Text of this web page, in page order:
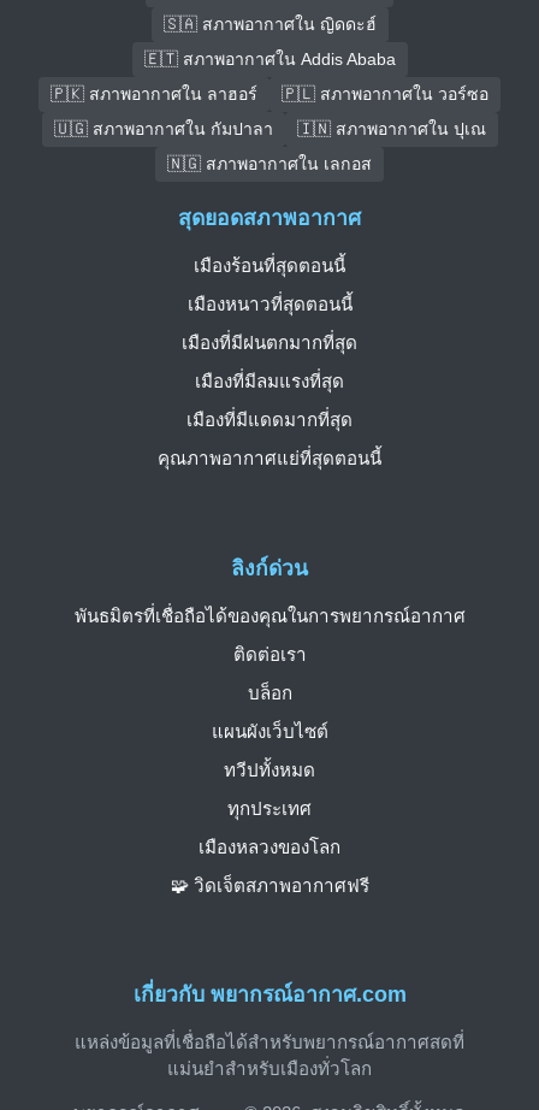
🇸🇦 สภาพอากาศใน ญิดดะฮ์
🇪🇹 สภาพอากาศใน Addis Ababa
🇵🇰 สภาพอากาศใน ลาฮอร์
🇵🇱 สภาพอากาศใน วอร์ซอ
🇺🇬 สภาพอากาศใน กัมปาลา
🇮🇳 สภาพอากาศใน ปุเณ
🇳🇬 สภาพอากาศใน เลกอส
เกี่ยวกับ พยากรณ์อากาศ.com
แหล่งข้อมูลที่เชื่อถือได้สำหรับพยากรณ์อากาศสดที่
แม่นยำสำหรับเมืองทั่วโลก
ลิงก์ด่วน
พันธมิตรที่เชื่อถือได้ของคุณในการพยากรณ์อากาศ
ติดต่อเรา
บล็อก
แผนผังเว็บไซต์
ทวีปทั้งหมด
ทุกประเทศ
เมืองหลวงของโลก
🧩 วิดเจ็ตสภาพอากาศฟรี
สุดยอดสภาพอากาศ
เมืองร้อนที่สุดตอนนี้
เมืองหนาวที่สุดตอนนี้
เมืองที่มีฝนตกมากที่สุด
เมืองที่มีลมแรงที่สุด
เมืองที่มีแดดมากที่สุด
คุณภาพอากาศแย่ที่สุดตอนนี้